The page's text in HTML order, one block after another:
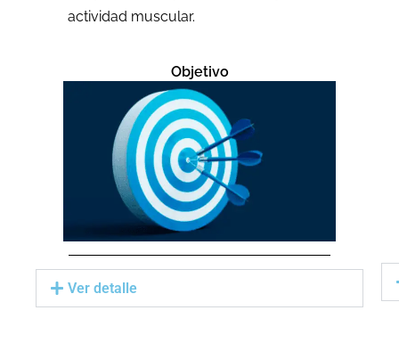
actividad muscular.
Objetivo
Ver detalle